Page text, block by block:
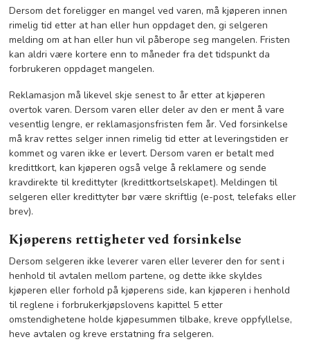
Dersom det foreligger en mangel ved varen, må kjøperen innen
rimelig tid etter at han eller hun oppdaget den, gi selgeren
melding om at han eller hun vil påberope seg mangelen. Fristen
kan aldri være kortere enn to måneder fra det tidspunkt da
forbrukeren oppdaget mangelen.
Reklamasjon må likevel skje senest to år etter at kjøperen
overtok varen. Dersom varen eller deler av den er ment å vare
vesentlig lengre, er reklamasjonsfristen fem år. Ved forsinkelse
må krav rettes selger innen rimelig tid etter at leveringstiden er
kommet og varen ikke er levert. Dersom varen er betalt med
kredittkort, kan kjøperen også velge å reklamere og sende
kravdirekte til kredittyter (kredittkortselskapet). Meldingen til
selgeren eller kredittyter bør være skriftlig (e-post, telefaks eller
brev).
Kjøperens rettigheter ved forsinkelse
Dersom selgeren ikke leverer varen eller leverer den for sent i
henhold til avtalen mellom partene, og dette ikke skyldes
kjøperen eller forhold på kjøperens side, kan kjøperen i henhold
til reglene i forbrukerkjøpslovens kapittel 5 etter
omstendighetene holde kjøpesummen tilbake, kreve oppfyllelse,
heve avtalen og kreve erstatning fra selgeren.